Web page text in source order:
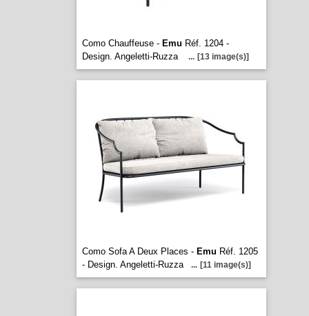
Como Chauffeuse - Emu Réf. 1204 -
Design. Angeletti-Ruzza
... [13 image(s)]
Como Sofa A Deux Places - Emu Réf. 1205
- Design. Angeletti-Ruzza
... [11 image(s)]